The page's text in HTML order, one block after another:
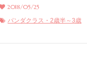
2018/05/25
パンダクラス・2歳半～3歳